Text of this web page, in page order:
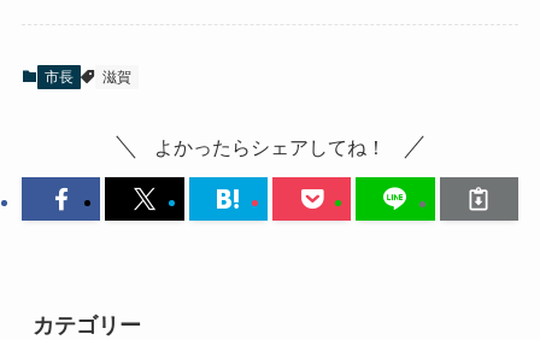
市長 滋賀
よかったらシェアしてね！
カテゴリー